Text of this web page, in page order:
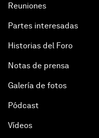
Reuniones
Partes interesadas
Historias del Foro
Notas de prensa
Galería de fotos
Pódcast
Vídeos